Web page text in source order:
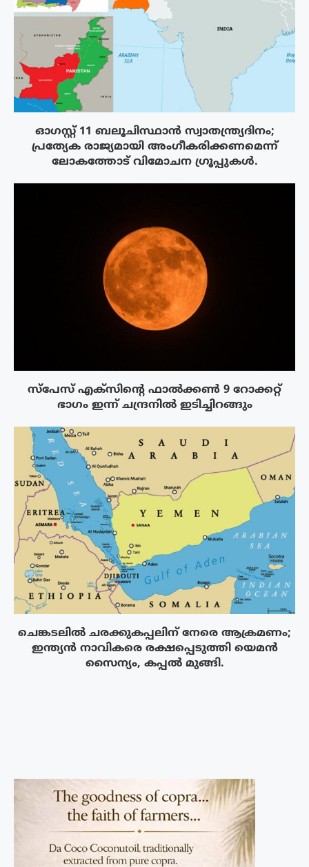
ഓഗസ്റ്റ് 11 ബലൂചിസ്ഥാൻ സ്വാതന്ത്ര്യദിനം;
പ്രത്യേക രാജ്യമായി അംഗീകരിക്കണമെന്ന്
ലോകത്തോട് വിമോചന ഗ്രൂപ്പുകൾ.
സ്‌പേസ് എക്‌സിൻ്റെ ഫാൽക്കൺ 9 റോക്കറ്റ്
ഭാഗം ഇന്ന് ചന്ദ്രനിൽ ഇടിച്ചിറങ്ങും
ചെങ്കടലിൽ ചരക്കുകപ്പലിന് നേരെ ആക്രമണം;
ഇന്ത്യൻ നാവികരെ രക്ഷപ്പെടുത്തി യെമൻ
സൈന്യം, കപ്പൽ മുങ്ങി.